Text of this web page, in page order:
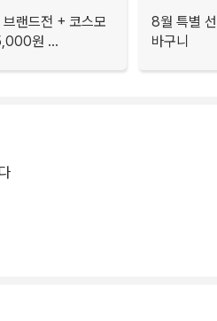
랜드전 + 코스모
원 ...
8월 특별
바구니